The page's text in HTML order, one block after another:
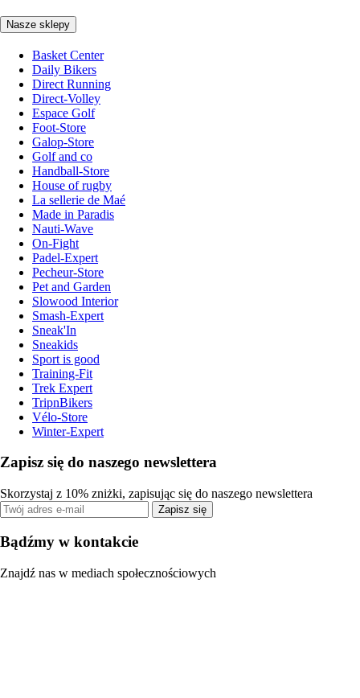
Nasze sklepy
Basket Center
Daily Bikers
Direct Running
Direct-Volley
Espace Golf
Foot-Store
Galop-Store
Golf and co
Handball-Store
House of rugby
La sellerie de Maé
Made in Paradis
Nauti-Wave
On-Fight
Padel-Expert
Pecheur-Store
Pet and Garden
Slowood Interior
Smash-Expert
Sneak'In
Sneakids
Sport is good
Training-Fit
Trek Expert
TripnBikers
Vélo-Store
Winter-Expert
Zapisz się do naszego newslettera
Skorzystaj z 10% zniżki, zapisując się do naszego newslettera
Zapisz się
Bądźmy w kontakcie
Znajdź nas w mediach społecznościowych